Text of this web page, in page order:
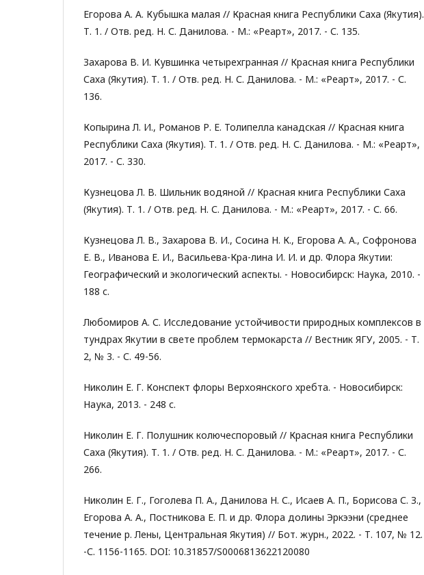
Егорова А. А. Кубышка малая // Красная книга Республики Саха (Якутия).
Т. 1. / Отв. ред. Н. С. Данилова. - М.: «Реарт», 2017. - С. 135.
Захарова В. И. Кувшинка четырехгранная // Красная книга Республики
Саха (Якутия). Т. 1. / Отв. ред. Н. С. Данилова. - М.: «Реарт», 2017. - С.
136.
Копырина Л. И., Романов Р. Е. Толипелла канадская // Красная книга
Республики Саха (Якутия). Т. 1. / Отв. ред. Н. С. Данилова. - М.: «Реарт»,
2017. - С. 330.
Кузнецова Л. В. Шильник водяной // Красная книга Республики Саха
(Якутия). Т. 1. / Отв. ред. Н. С. Данилова. - М.: «Реарт», 2017. - С. 66.
Кузнецова Л. В., Захарова В. И., Сосина Н. К., Егорова А. А., Софронова
Е. В., Иванова Е. И., Васильева-Кра-лина И. И. и др. Флора Якутии:
Географический и экологический аспекты. - Новосибирск: Наука, 2010. -
188 с.
Любомиров А. С. Исследование устойчивости природных комплексов в
тундрах Якутии в свете проблем термокарста // Вестник ЯГУ, 2005. - Т.
2, № 3. - С. 49-56.
Николин Е. Г. Конспект флоры Верхоянского хребта. - Новосибирск:
Наука, 2013. - 248 с.
Николин Е. Г. Полушник колючеспоровый // Красная книга Республики
Саха (Якутия). Т. 1. / Отв. ред. Н. С. Данилова. - М.: «Реарт», 2017. - С.
266.
Николин Е. Г., Гоголева П. А., Данилова Н. С., Исаев А. П., Борисова С. З.,
Егорова А. А., Постникова Е. П. и др. Флора долины Эркээни (среднее
течение р. Лены, Центральная Якутия) // Бот. журн., 2022. - Т. 107, № 12.
-С. 1156-1165. DOI: 10.31857/S0006813622120080